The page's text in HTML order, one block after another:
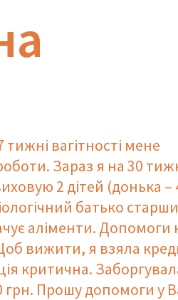
тижні вагітності мене
Зараз я на 30
2 дітей (донька –
батько
аліменти. Допомоги
вижити, я взяла
критична.
грн. Прошу допомоги у